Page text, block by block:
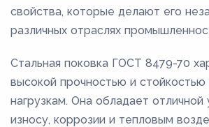
свойства, которые делают его
различных отраслях
Стальная поковка ГОСТ 8479-70
высокой прочностью и стойкостью
нагрузкам. Она обладает отличной
износу, коррозии и тепловым